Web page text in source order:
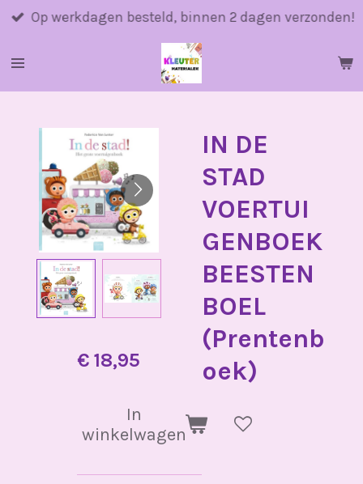
Ga
naar
Op werkdagen besteld, binnen 2 dagen verzonden!
IN DE
STAD
VOERTUI
GENBOEK
BEESTEN
BOEL
(Prentenb
oek)
€ 18,95
In
winkelwagen